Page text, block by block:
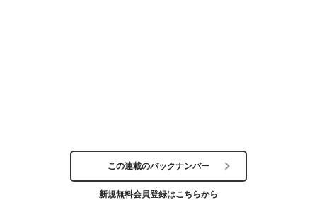
この連載のバックナンバー
新規無料会員登録はこちらから